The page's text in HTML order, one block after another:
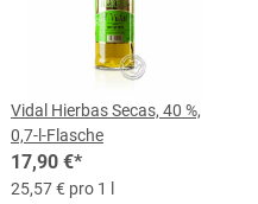
Vidal Hierbas Secas, 40 %,
0,7-l-Flasche
17,90 €*
25,57 € pro 1 l